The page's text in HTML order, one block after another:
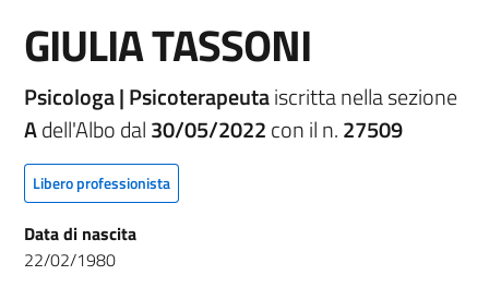
GIULIA TASSONI
Psicologa | Psicoterapeutaiscritta nella sezione
Adell'Albo dal30/05/2022con il n.27509
Libero professionista
Data di nascita
22/02/1980